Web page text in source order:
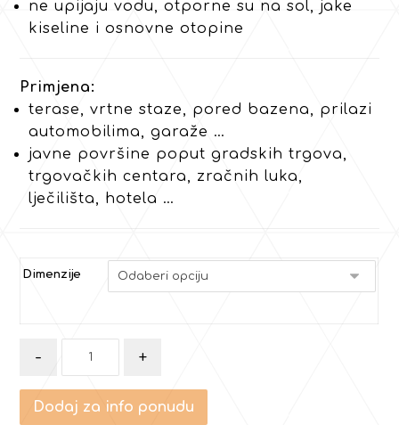
ne upijaju vodu, otporne su na sol, jake
kiseline i osnovne otopine
Primjena:
terase, vrtne staze, pored bazena, prilazi
automobilima, garaže …
javne površine poput gradskih trgova,
trgovačkih centara, zračnih luka,
lječilišta, hotela …
Dimenzije
- +
Dodaj za info ponudu